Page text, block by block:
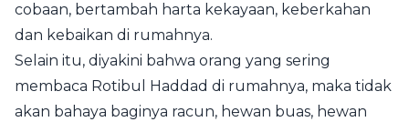
cobaan, bertambah harta kekayaan, keberkahan
dan kebaikan di rumahnya.
Selain itu, diyakini bahwa orang yang sering
membaca Rotibul Haddad di rumahnya, maka tidak
akan bahaya baginya racun, hewan buas, hewan